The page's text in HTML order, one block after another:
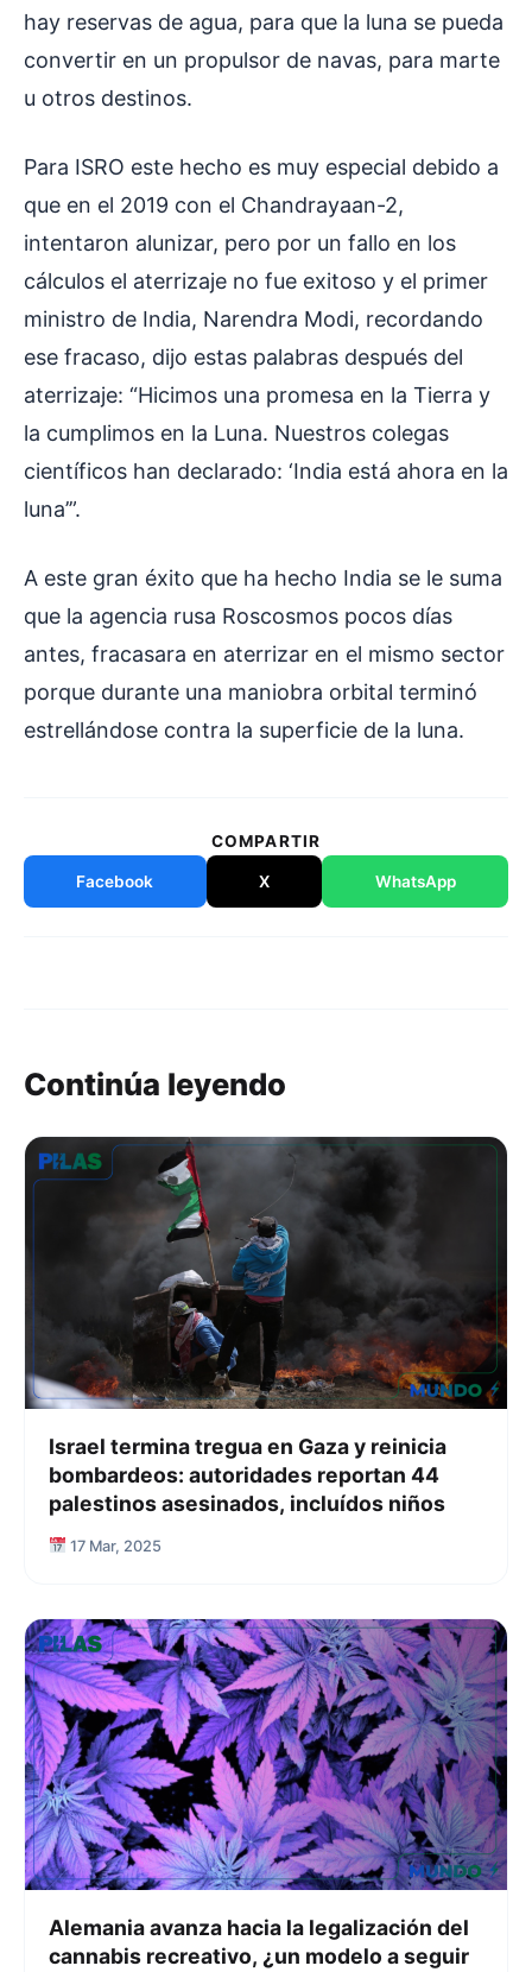
hay reservas de agua, para que la luna se pueda
convertir en un propulsor de navas, para marte
u otros destinos.
Para ISRO este hecho es muy especial debido a
que en el 2019 con el Chandrayaan-2,
intentaron alunizar, pero por un fallo en los
cálculos el aterrizaje no fue exitoso y el primer
ministro de India, Narendra Modi, recordando
ese fracaso, dijo estas palabras después del
aterrizaje: “Hicimos una promesa en la Tierra y
la cumplimos en la Luna. Nuestros colegas
científicos han declarado: ‘India está ahora en la
luna’”.
A este gran éxito que ha hecho India se le suma
que la agencia rusa Roscosmos pocos días
antes, fracasara en aterrizar en el mismo sector
porque durante una maniobra orbital terminó
estrellándose contra la superficie de la luna.
COMPARTIR
Facebook X WhatsApp
Continúa leyendo
Israel termina tregua en Gaza y reinicia
bombardeos: autoridades reportan 44
palestinos asesinados, incluídos niños
17 Mar, 2025
Alemania avanza hacia la legalización del
cannabis recreativo, ¿un modelo a seguir